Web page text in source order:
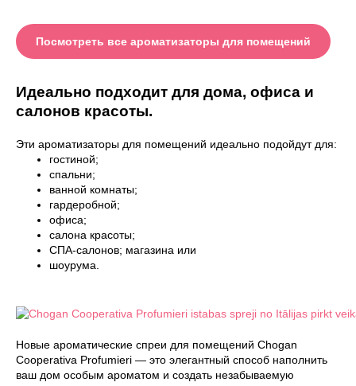
Посмотреть все ароматизаторы для помещений
Идеально подходит для дома, офиса и
салонов красоты.
Эти ароматизаторы для помещений идеально подойдут для:
гостиной;
спальни;
ванной комнаты;
гардеробной;
офиса;
салона красоты;
СПА-салонов; магазина или
шоурума.
Новые ароматические спреи для помещений Chogan
Cooperativa Profumieri — это элегантный способ наполнить
ваш дом особым ароматом и создать незабываемую